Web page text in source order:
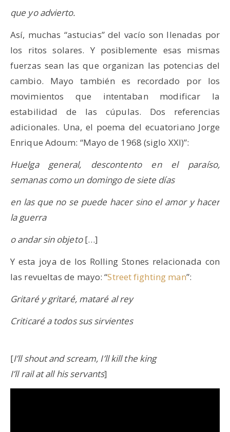
que yo advierto.
Así, muchas “astucias” del vacío son llenadas por
los ritos solares. Y posiblemente esas mismas
fuerzas sean las que organizan las potencias del
cambio. Mayo también es recordado por los
movimientos que intentaban modificar la
estabilidad de las cúpulas. Dos referencias
adicionales. Una, el poema del ecuatoriano Jorge
Enrique Adoum: “Mayo de 1968 (siglo XXI)”:
Huelga general, descontento en el paraíso,
semanas como un domingo de siete días
en las que no se puede hacer sino el amor y hacer
la guerra
o andar sin objeto[…]
Y esta joya de los Rolling Stones relacionada con
las revueltas de mayo: “Street fighting man”:
Gritaré y gritaré, mataré al rey
Criticaré a todos sus sirvientes
[I’ll shout and scream, I’ll kill the king
I’ll rail at all his servants]